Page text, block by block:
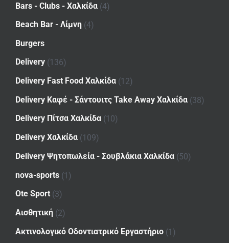
Bars - Clubs - Χαλκίδα (4)
Beach Bar - Λίμνη (4)
Burgers
Delivery (136)
Delivery Fast Food Χαλκίδα (12)
Delivery Καφέ - Σάντουιτς Take Away Χαλκίδα (38)
Delivery Πίτσα Χαλκίδα (10)
Delivery Χαλκίδα (109)
Delivery Ψητοπωλεία - Σουβλάκια Χαλκίδα (50)
nova-sports (1)
Ote Sport (3)
Αισθητική (2)
Ακτινολογικό Οδοντιατρικό Εργαστήριο (1)